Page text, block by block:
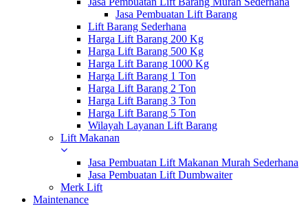
Jasa Pembuatan Lift Barang
Lift Barang Sederhana
Harga Lift Barang 200 Kg
Harga Lift Barang 500 Kg
Harga Lift Barang 1000 Kg
Harga Lift Barang 1 Ton
Harga Lift Barang 2 Ton
Harga Lift Barang 3 Ton
Harga Lift Barang 5 Ton
Wilayah Layanan Lift Barang
Lift Makanan
Jasa Pembuatan Lift Makanan Murah Sederhana
Jasa Pembuatan Lift Dumbwaiter
Merk Lift
Maintenance